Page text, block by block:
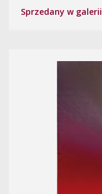
Sprzedany w galerii